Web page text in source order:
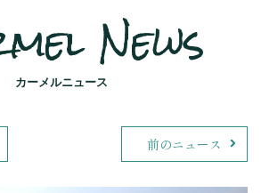
News
カーメルニュース
前のニュース